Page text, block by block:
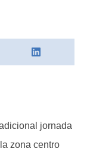
jornada
zona centro